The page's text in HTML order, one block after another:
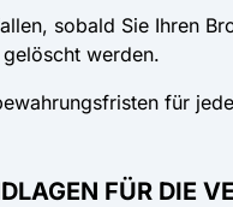
sobald Sie Ihren
werden.
für
FÜR DIE